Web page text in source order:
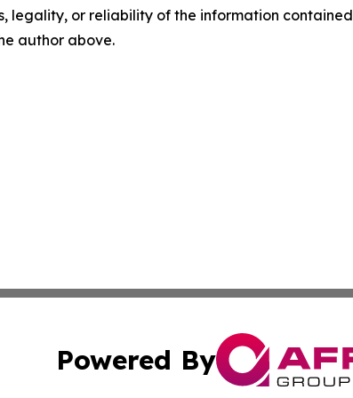
legality, or reliability of the information
author above.
Powered By